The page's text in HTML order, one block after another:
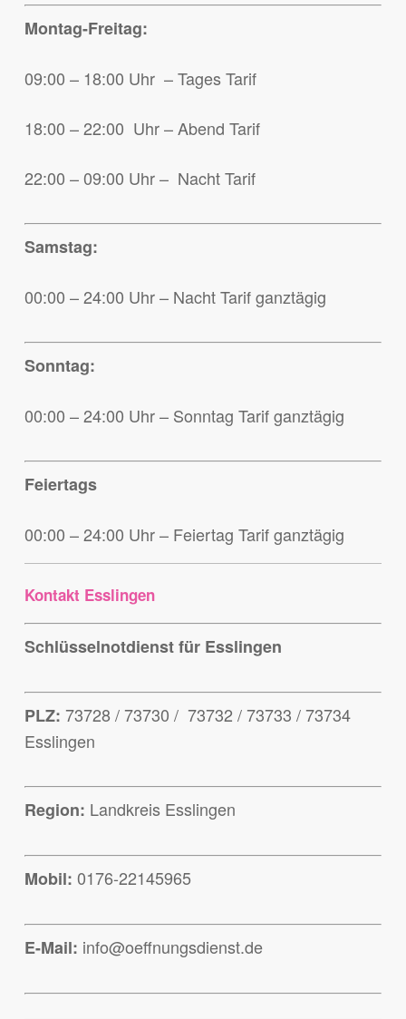
Montag-Freitag:
09:00 – 18:00 Uhr – Tages Tarif
18:00 – 22:00 Uhr – Abend Tarif
22:00 – 09:00 Uhr – Nacht Tarif
Samstag:
00:00 – 24:00 Uhr – Nacht Tarif ganztägig
Sonntag:
00:00 – 24:00 Uhr – Sonntag Tarif ganztägig
Feiertags
00:00 – 24:00 Uhr – Feiertag Tarif ganztägig
Kontakt Esslingen
Schlüsselnotdienst für Esslingen
PLZ: 73728 / 73730 / 73732 / 73733 / 73734
Esslingen
Region: Landkreis Esslingen
Mobil: 0176-22145965
E-Mail: info@oeffnungsdienst.de